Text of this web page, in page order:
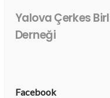
Yalova Çerkes
Derneği
Facebook